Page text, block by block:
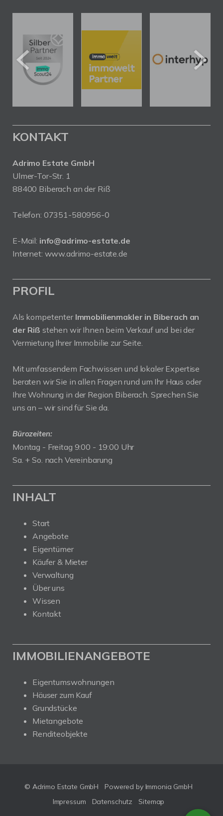
KONTAKT
Adrimo Estate GmbH
Ulmer-Tor-Str. 1
88400 Biberach an der Riß
Telefon: 07351-580956-0
E-Mail: info@adrimo-estate.de
Internet: www.adrimo-estate.de
PROFIL
Als kompetenter Immobilienmakler in Biberach an
der Riß stehen wir Ihnen beim Verkauf und bei der
Vermietung Ihrer Immobilie zur Seite.
Mit umfassendem Fachwissen und lokaler Expertise
beraten wir Sie in allen Fragen rund um Ihr Haus oder
Ihre Wohnung in der Region Biberach. Sprechen Sie
uns an – wir sind für Sie da.
Bürozeiten:
Montag - Freitag 9:00 - 19:00 Uhr
Sa. + So. nach Vereinbarung
INHALT
Start
Angebote
Eigentümer
Käufer & Mieter
Verwaltung
Über uns
Wissen
Kontakt
IMMOBILIENANGEBOTE
Eigentumswohnungen
Häuser zum Kauf
Grundstücke
Mietangebote
Renditeobjekte
© Adrimo Estate GmbH
Powered by Immonia GmbH
Impressum
Datenschutz Sitemap